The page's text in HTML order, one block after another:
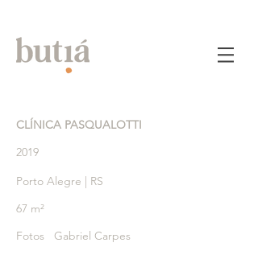
CLÍNICA PASQUALOTTI
2019
Porto Alegre | RS
67 m²
Fotos Gabriel Carpes